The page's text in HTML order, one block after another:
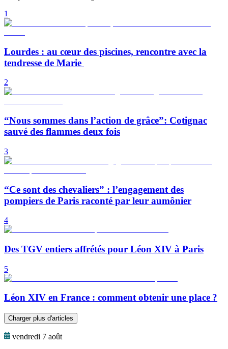
1
Lourdes : au cœur des piscines, rencontre avec la
tendresse de Marie
2
“Nous sommes dans l’action de grâce”: Cotignac
sauvé des flammes deux fois
3
“Ce sont des chevaliers” : l’engagement des
pompiers de Paris raconté par leur aumônier
4
Des TGV entiers affrétés pour Léon XIV à Paris
5
Léon XIV en France : comment obtenir une place ?
Charger plus d'articles
vendredi 7 août